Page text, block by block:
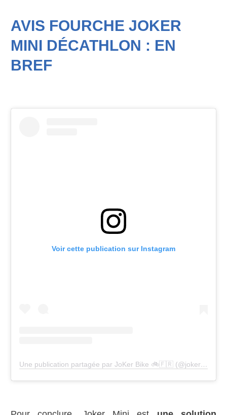
AVIS FOURCHE JOKER
MINI DÉCATHLON : EN
BREF
Voir cette publication sur Instagram
Une publication partagée par JoKer Bike 🚲🇫🇷 (@jokerbikefr)